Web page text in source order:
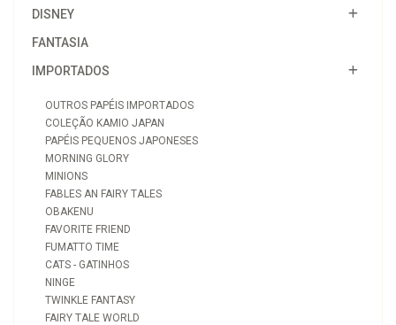
DISNEY
FANTASIA
IMPORTADOS
OUTROS PAPÉIS IMPORTADOS
COLEÇÃO KAMIO JAPAN
PAPÉIS PEQUENOS JAPONESES
MORNING GLORY
MINIONS
FABLES AN FAIRY TALES
OBAKENU
FAVORITE FRIEND
FUMATTO TIME
CATS - GATINHOS
NINGE
TWINKLE FANTASY
FAIRY TALE WORLD